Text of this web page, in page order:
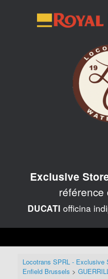
Exclusive
référence
DUCATI officina
Locotrans SPRL - Exclusive
Enfield Brussels >